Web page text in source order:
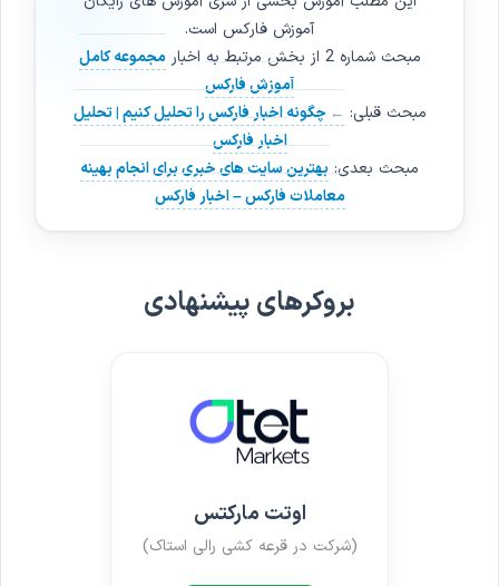
آموزش فارکس است.
مبحث شماره 2 از بخش مرتبط به اخبار
مجموعه کامل
آموزش فارکس
مبحث قبلی:
چگونه اخبار فارکس را تحلیل کنیم | تحلیل
اخبار فارکس
مبحث بعدی:بهترین سایت های خبری برای انجام بهینه
معاملات فارکس – اخبار فارکس
بروکرهای پیشنهادی
اوتت مارکتس
(شرکت در قرعه کشی رالی استاک)